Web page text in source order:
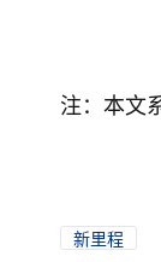
注：本文
新里程